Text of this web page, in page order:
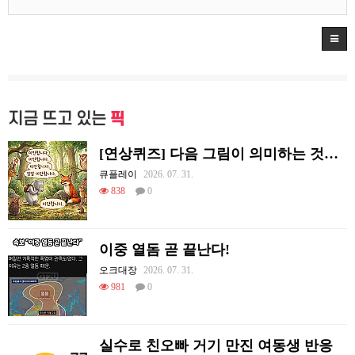
지금 뜨고 있는 픽
[연상퀴즈] 다음 그림이 의미하는 것을 적어주세요
큐플레이
2026. 07. 31.
838
0
이중 열돔 곧 끝난다!
오크대장 2026. 07. 31.
981
0
실수로 친오빠 거기 만진 여동생 반응